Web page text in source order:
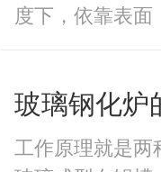
度下，依靠表面
玻璃钢化炉
工作原理就是两